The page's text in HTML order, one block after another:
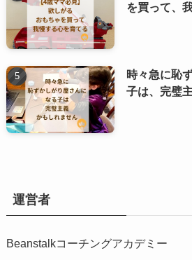
を買って、
時々急に恥
子は、完璧
運営者
Beanstalkコーチングアカデミー